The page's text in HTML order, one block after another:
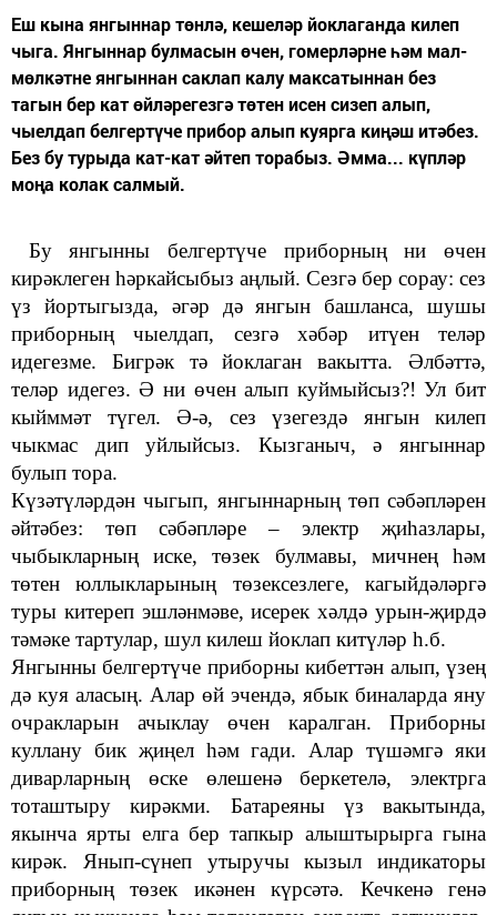
Еш кына янгыннар төнлә, кешеләр йоклаганда килеп
чыга. Янгыннар булмасын өчен, гомерләрне һәм мал-
мөлкәтне янгыннан саклап калу максатыннан без
тагын бер кат өйләрегезгә төтен исен сизеп алып,
чыелдап белгертүче прибор алып куярга киңәш итәбез.
Без бу турыда кат-кат әйтеп торабыз. Әмма... күпләр
моңа колак салмый.
Бу янгынны белгертүче приборның ни өчен
кирәклеген һәркайсыбыз аңлый. Сезгә бер сорау: сез
үз йортыгызда, әгәр дә янгын башланса, шушы
приборның чыелдап, сезгә хәбәр итүен теләр
идегезме. Бигрәк тә йоклаган вакытта. Әлбәттә,
теләр идегез. Ә ни өчен алып куймыйсыз?! Ул бит
кыйммәт түгел. Ә-ә, сез үзегездә янгын килеп
чыкмас дип уйлыйсыз. Кызганыч, ә янгыннар
булып тора.
Күзәтүләрдән чыгып, янгыннарның төп сәбәпләрен
әйтәбез: төп
сәбәпләре –
электр җиһазлары,
чыбыкларның иске, төзек булмавы, мичнең һәм
төтен юллыкларының төзексезлеге, кагыйдәләргә
туры китереп эшләнмәве, исерек хәлдә урын-җирдә
тәмәке тартулар, шул килеш йоклап китүләр һ.б.
Янгынны белгертүче приборны кибеттән алып, үзең
дә куя аласың. Алар өй эчендә, ябык биналарда яну
очракларын ачыклау өчен каралган. Приборны
куллану бик җиңел һәм гади. Алар түшәмгә яки
диварларның өске өлешенә беркетелә, электрга
тоташтыру кирәкми. Батареяны үз вакытында,
якынча ярты елга бер тапкыр алыштырырга гына
кирәк. Янып-сүнеп утыручы
кызыл индикаторы
приборның төзек икәнен
күрсәтә. Кечкенә генә